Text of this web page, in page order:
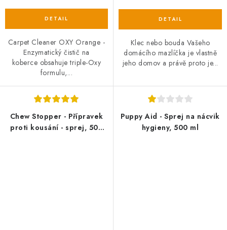
Carpet Cleaner OXY Orange -
Enzymatický čistič na
koberce obsahuje triple-Oxy
formulu,...
Klec nebo bouda Vašeho
domácího mazlíčka je vlastně
jeho domov a právě proto je...
Chew Stopper - Přípravek
proti kousání - sprej, 500
Puppy Aid - Sprej na nácvik
hygieny, 500 ml